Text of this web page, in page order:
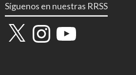
Síguenos en nuestras RRSS
X InstagramYouTube